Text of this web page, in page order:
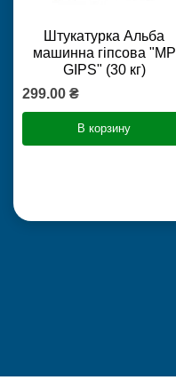
Штукатурка Альба
машинна гіпсова "MP
GIPS" (30 кг)
299.00 ₴
В корзину